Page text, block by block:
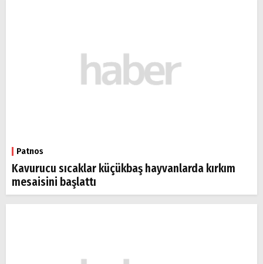
Patnos
Kavurucu sıcaklar küçükbaş hayvanlarda kırkım
mesaisini başlattı